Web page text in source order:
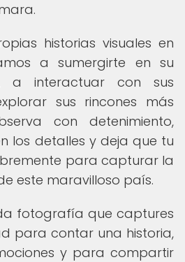
historias visuales en
a sumergirte en su
a interactuar con sus
sus rincones más
con detenimiento,
los detalles y deja que tu
para capturar la
este maravilloso país.
fotografía que captures
para contar una historia,
y para compartir